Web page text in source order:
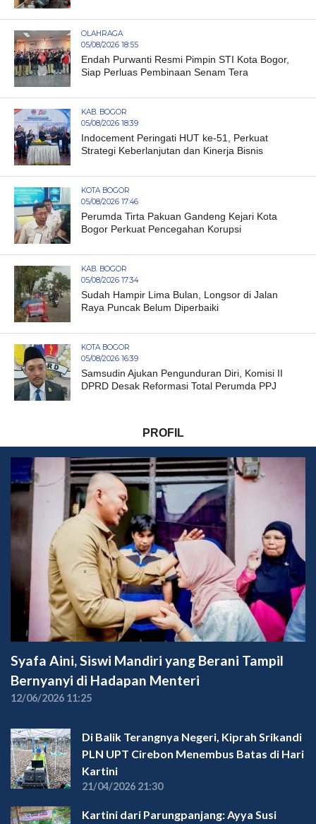
OLAHRAGA
05/08/2026 18:55
Endah Purwanti Resmi Pimpin STI Kota Bogor,
Siap Perluas Pembinaan Senam Tera
KAB. BOGOR
05/08/2026 18:39
Indocement Peringati HUT ke-51, Perkuat
Strategi Keberlanjutan dan Kinerja Bisnis
KOTA BOGOR
05/08/2026 17:46
Perumda Tirta Pakuan Gandeng Kejari Kota
Bogor Perkuat Pencegahan Korupsi
KAB. BOGOR
05/08/2026 17:34
Sudah Hampir Lima Bulan, Longsor di Jalan
Raya Puncak Belum Diperbaiki
KOTA BOGOR
05/08/2026 16:39
Samsudin Ajukan Pengunduran Diri, Komisi II
DPRD Desak Reformasi Total Perumda PPJ
PROFIL
Syafa Aini, Siswi Mandiri yang Berani Tampil
Bernyanyi di Hadapan Menteri
12/06/2026 11:25
Di Balik Terangnya Negeri, Kiprah Srikandi
PLN UPT Cirebon Menembus Batas di Hari
Kartini
21/04/2026 21:30
Kartini dari Parungpanjang: Ayya Susi